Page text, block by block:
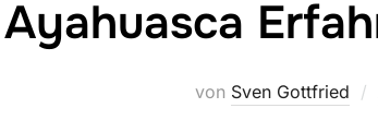
Ayahuasca
von Sven Gottfried